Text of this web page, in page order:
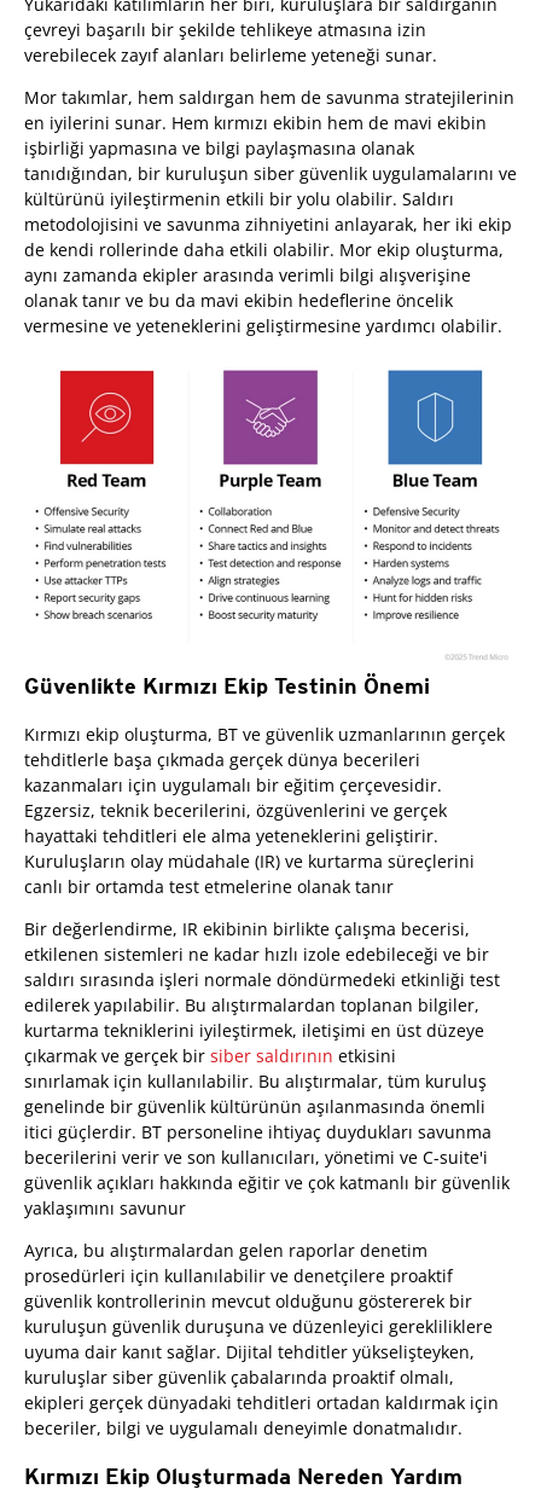
çevreyi başarılı bir şekilde tehlikeye atmasına izin
verebilecek zayıf alanları belirleme yeteneği sunar.
Mor takımlar, hem saldırgan hem de savunma stratejilerinin
en iyilerini sunar. Hem kırmızı ekibin hem de mavi ekibin
işbirliği yapmasına ve bilgi paylaşmasına olanak
tanıdığından, bir kuruluşun siber güvenlik uygulamalarını ve
kültürünü iyileştirmenin etkili bir yolu olabilir. Saldırı
metodolojisini ve savunma zihniyetini anlayarak, her iki ekip
de kendi rollerinde daha etkili olabilir. Mor ekip oluşturma,
aynı zamanda ekipler arasında verimli bilgi alışverişine
olanak tanır ve bu da mavi ekibin hedeflerine öncelik
vermesine ve yeteneklerini geliştirmesine yardımcı olabilir.
Güvenlikte Kırmızı Ekip Testinin Önemi
Kırmızı ekip oluşturma, BT ve güvenlik uzmanlarının gerçek
tehditlerle başa çıkmada gerçek dünya becerileri
kazanmaları için uygulamalı bir eğitim çerçevesidir.
Egzersiz, teknik becerilerini, özgüvenlerini ve gerçek
hayattaki tehditleri ele alma yeteneklerini geliştirir.
Kuruluşların olay müdahale (IR) ve kurtarma süreçlerini
canlı bir ortamda test etmelerine olanak tanır
Bir değerlendirme, IR ekibinin birlikte çalışma becerisi,
etkilenen sistemleri ne kadar hızlı izole edebileceği ve bir
saldırı sırasında işleri normale döndürmedeki etkinliği test
edilerek yapılabilir. Bu alıştırmalardan toplanan bilgiler,
kurtarma tekniklerini iyileştirmek, iletişimi en üst düzeye
çıkarmak ve gerçek bir siber saldırının etkisini
sınırlamak için kullanılabilir. Bu alıştırmalar, tüm kuruluş
genelinde bir güvenlik kültürünün aşılanmasında önemli
itici güçlerdir. BT personeline ihtiyaç duydukları savunma
becerilerini verir ve son kullanıcıları, yönetimi ve C-suite'i
güvenlik açıkları hakkında eğitir ve çok katmanlı bir güvenlik
yaklaşımını savunur
Ayrıca, bu alıştırmalardan gelen raporlar denetim
prosedürleri için kullanılabilir ve denetçilere proaktif
güvenlik kontrollerinin mevcut olduğunu göstererek bir
kuruluşun güvenlik duruşuna ve düzenleyici gerekliliklere
uyuma dair kanıt sağlar. Dijital tehditler yükselişteyken,
kuruluşlar siber güvenlik çabalarında proaktif olmalı,
ekipleri gerçek dünyadaki tehditleri ortadan kaldırmak için
beceriler, bilgi ve uygulamalı deneyimle donatmalıdır.
Kırmızı Ekip Oluşturmada Nereden Yardım